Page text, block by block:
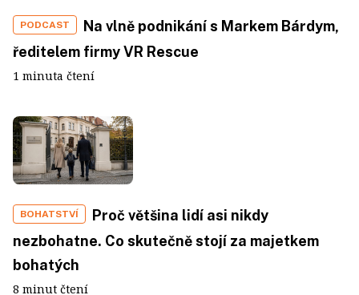
PODCAST
Na vlně podnikání s Markem Bárdym,
ředitelem firmy VR Rescue
1 minuta čtení
BOHATSTVÍ
Proč většina lidí asi nikdy
nezbohatne. Co skutečně stojí za majetkem
bohatých
8 minut čtení